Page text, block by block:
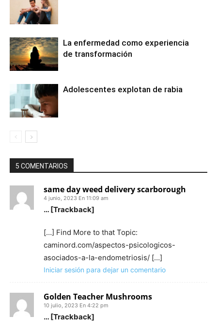
La enfermedad como experiencia
de transformación
Adolescentes explotan de rabia
5 COMENTARIOS
same day weed delivery scarborough
4 junio, 2023 En 11:09 am
… [Trackback]
[…] Find More to that Topic:
caminord.com/aspectos-psicologicos-
asociados-a-la-endometriosis/ […]
Iniciar sesión para dejar un comentario
Golden Teacher Mushrooms
10 julio, 2023 En 4:22 pm
… [Trackback]